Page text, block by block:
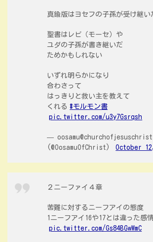
真鍮版はヨセフの子孫が受け継い
聖書はレビ（モーセ）や
ユダの子孫が書き継いだ
ためかもしれない
いずれ明らかになり
合わさって
はっきりと救い主を教えて
くれる #モルモン書
pic.twitter.com/u3y7Gsrqsh
— oosamu@churchofjesuschrist
(@OosamuOfChrist)
October
２ニーファイ４章
苦難に対するニーフアイの態度
1ニーフアイ16や17とは違った感
pic.twitter.com/Gs84BGwWmC